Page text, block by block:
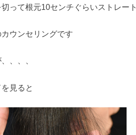
切って根元10センチぐらいストレー
ウンセリングです
、、、
見ると